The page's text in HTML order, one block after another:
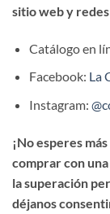
sitio web y
Catálogo en
Facebook: La
Instagram:
¡No esperes
comprar con
la superación
déjanos